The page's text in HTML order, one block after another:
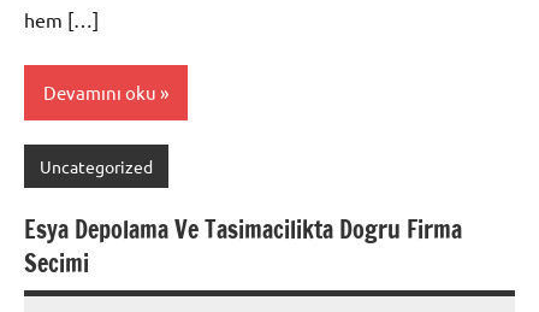
hem […]
Devamını oku
Uncategorized
Esya Depolama Ve Tasimacilikta Dogru Firma
Secimi